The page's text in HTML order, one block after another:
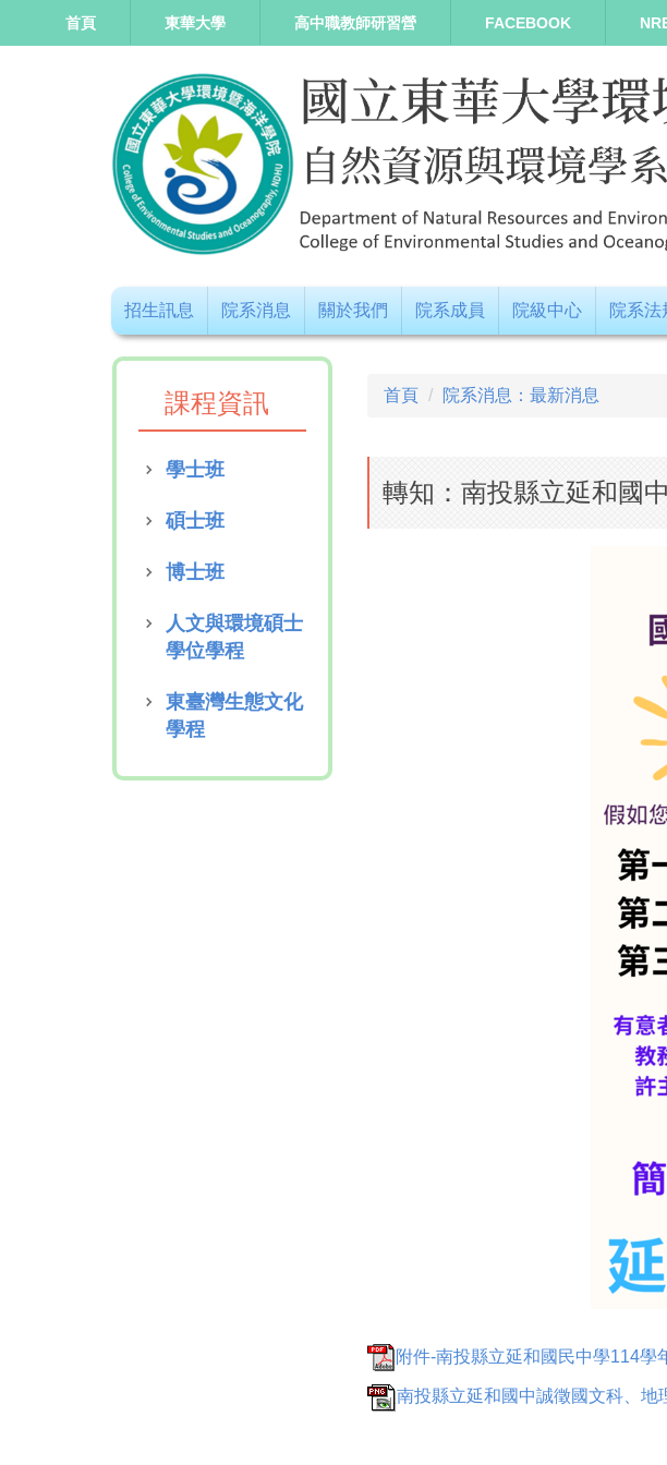
到
首頁 東華大學 高中職教師研習營 FACEBOOK
招生訊息 院系消息 關於我們 院系成員 院級中心 院系法
課程資訊
學士班
碩士班
博士班
人文與環境碩士
學位學程
東臺灣生態文化
學程
首頁 院系消息：最新消息
轉知：南投縣立延和國
附件-南投縣立延和國民中學114學
南投縣立延和國中誠徵國文科、地